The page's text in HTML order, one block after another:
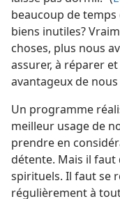
beaucoup de temps
biens inutiles?
choses, plus nous
assurer, à réparer
avantageux de
Un programme
meilleur usage de
prendre en
détente. Mais il
spirituels. Il faut se
régulièrement à